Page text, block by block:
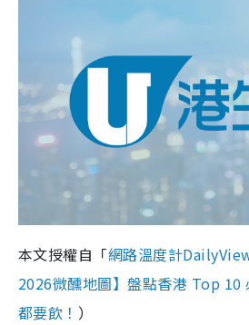
本文授權自「網路溫度計
2026微醺地圖】盤點香港 Top 10
都要飲！ ）